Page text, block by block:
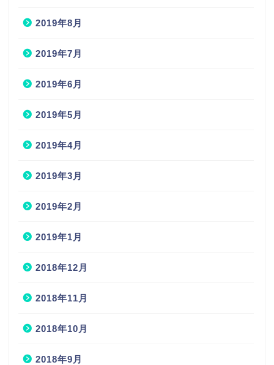
2019年8月
2019年7月
2019年6月
2019年5月
2019年4月
2019年3月
2019年2月
2019年1月
2018年12月
2018年11月
2018年10月
2018年9月